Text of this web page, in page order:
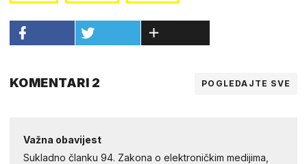
KOMENTARI 2 POGLEDAJTE SVE
Važna obavijest
Sukladno članku 94. Zakona o elektroničkim medijima,